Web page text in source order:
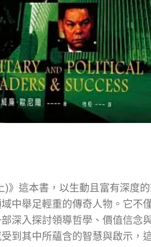
)》這本書，以生動且富有深度
中舉足輕重的傳奇人物。它不
深入探討領導哲學、價值信念
到其中所蘊含的智慧與啟示，